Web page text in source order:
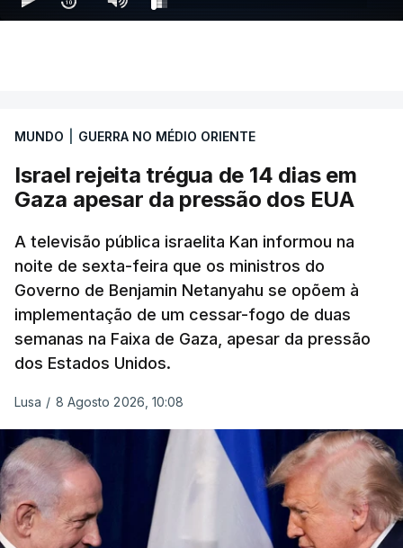
MUNDO GUERRA NO MÉDIO ORIENTE
Israel rejeita trégua de 14 dias em
Gaza apesar da pressão dos EUA
A televisão pública israelita Kan informou na
noite de sexta-feira que os ministros do
Governo de Benjamin Netanyahu se opõem à
implementação de um cessar-fogo de duas
semanas na Faixa de Gaza, apesar da pressão
dos Estados Unidos.
Lusa / 8 Agosto 2026, 10:08